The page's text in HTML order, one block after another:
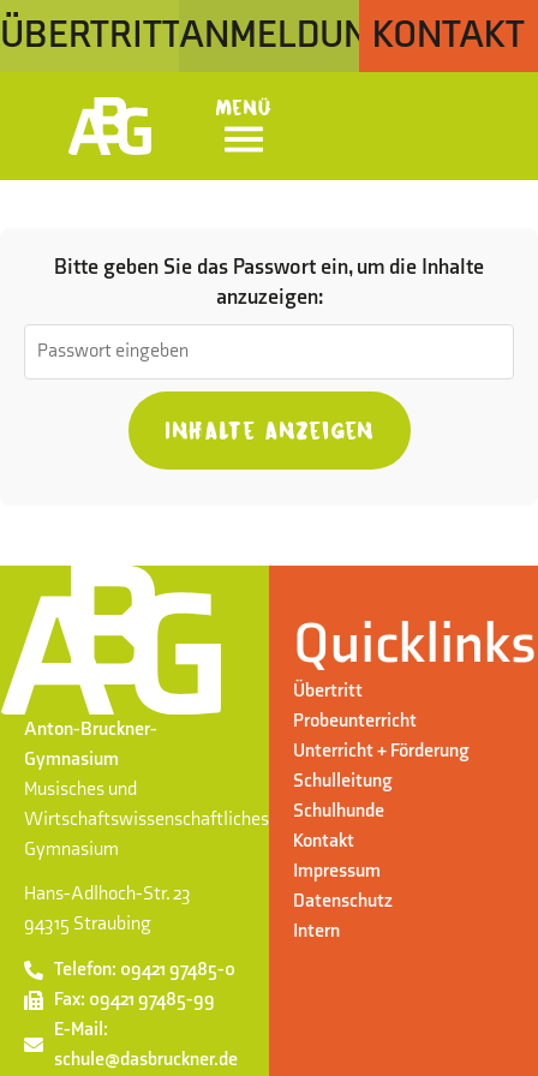
ÜBERTRITTANMELDUNGKONTAKT
Menü
Bitte geben Sie das Passwort ein, um die Inhalte
anzuzeigen:
Anton-Bruckner-
Gymnasium
Musisches und
Wirtschaftswissenschaftliches
Gymnasium
Hans-Adlhoch-Str. 23
94315 Straubing
Telefon: 09421 97485-0
Fax: 09421 97485-99
E-Mail:
schule@dasbruckner.de
Quicklinks
Übertritt
Probeunterricht
Unterricht + Förderung
Schulleitung
Schulhunde
Kontakt
Impressum
Datenschutz
Intern